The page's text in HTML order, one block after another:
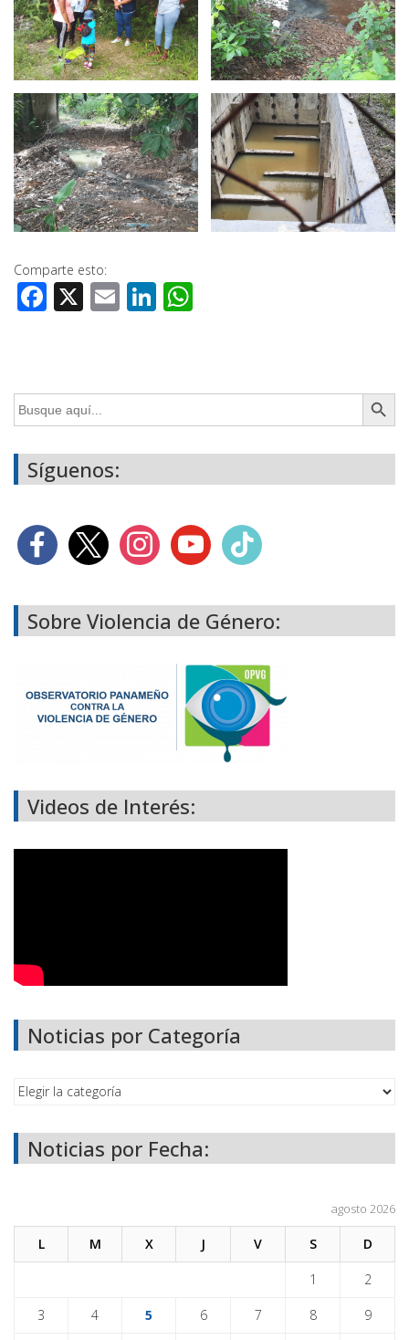
Comparte esto:
Facebook
X EmailLinkedIn
Buscar: Botón de
Síguenos:
Sobre Violencia de Género:
Videos de Interés:
Noticias por Categoría
Noticias por Fecha:
agosto 2026
L M X J V S D
1 2
3 4 5 6 7 8 9